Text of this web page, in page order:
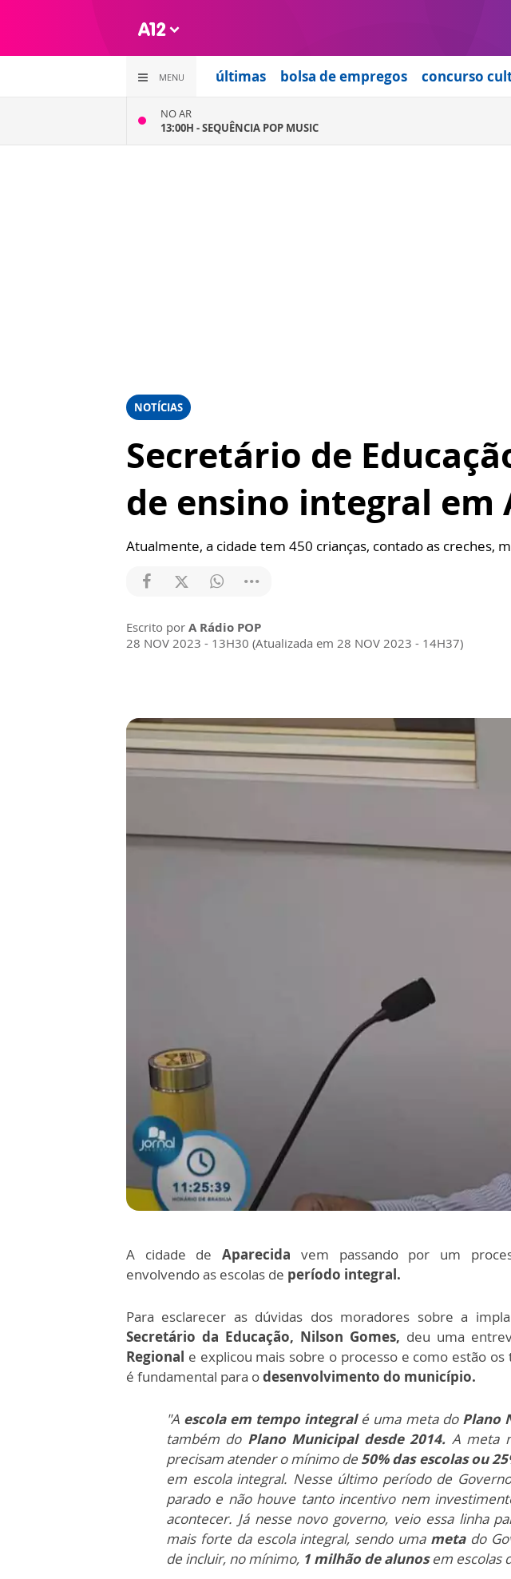
MENU últimas bolsa de empregos concurso
NO AR
13:00H -SEQUÊNCIA POP MUSIC
NOTÍCIAS
Secretário de
de ensino integral em
Atualmente, a cidade tem 450 crianças, contado as creches,
Escrito por A Rádio POP
28 NOV 2023 - 13H30 (Atualizada em 28 NOV 2023 - 14H37)
A cidade deAparecida vem passando por um
envolvendo as escolas de período integral.
Para esclarecer as dúvidas dos moradores sobre a
Secretário da Educação, Nilson Gomes, deu uma
Regional e explicou mais sobre o processo e como estão os
é fundamental para odesenvolvimento do município.
"A escola em tempo integral é uma meta doPlano
também do Plano Municipal desde 2014. A meta
precisam atender o mínimo de 50% das escolas ou
em escola integral. Nesse último período de
parado e não houve tanto incentivo nem
acontecer. Já nesse novo governo, veio essa linha
mais forte da escola integral, sendo uma meta do
de incluir, no mínimo, 1 milhão de alunosem escolas